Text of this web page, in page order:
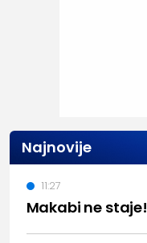
Najnovije
Makabi ne staje!
11:27